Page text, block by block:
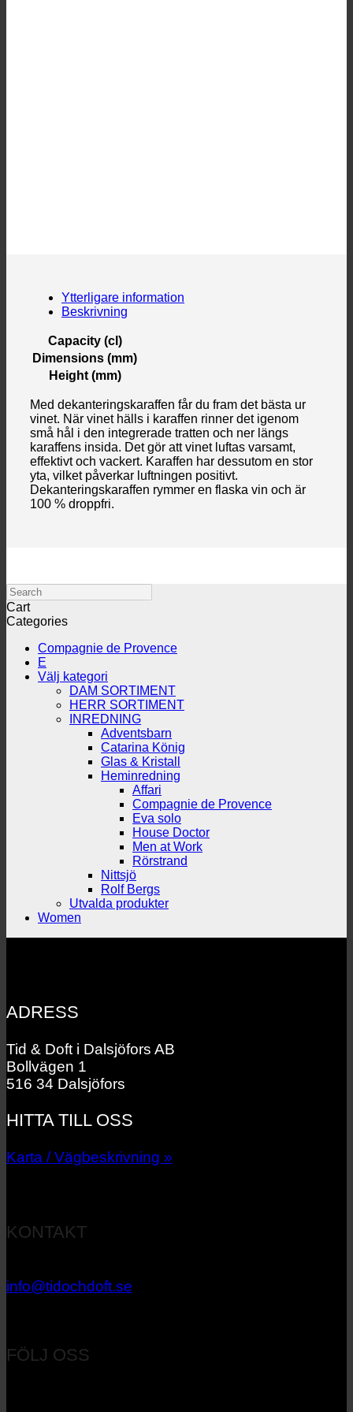
Ytterligare information
Beskrivning
Capacity (cl)
Dimensions (mm)
Height (mm)
Med dekanteringskaraffen får du fram det bästa ur
vinet. När vinet hälls i karaffen rinner det igenom
små hål i den integrerade tratten och ner längs
karaffens insida. Det gör att vinet luftas varsamt,
effektivt och vackert. Karaffen har dessutom en stor
yta, vilket påverkar luftningen positivt.
Dekanteringskaraffen rymmer en flaska vin och är
100 % droppfri.
Search
Cart
Categories
Compagnie de Provence
E
Välj kategori
DAM SORTIMENT
HERR SORTIMENT
INREDNING
Adventsbarn
Catarina König
Glas & Kristall
Heminredning
Affari
Compagnie de Provence
Eva solo
House Doctor
Men at Work
Rörstrand
Nittsjö
Rolf Bergs
Utvalda produkter
Women
ADRESS
Tid & Doft i Dalsjöfors AB
Bollvägen 1
516 34 Dalsjöfors
HITTA TILL OSS
Karta / Vägbeskrivning »
KONTAKT
info@tidochdoft.se
FÖLJ OSS